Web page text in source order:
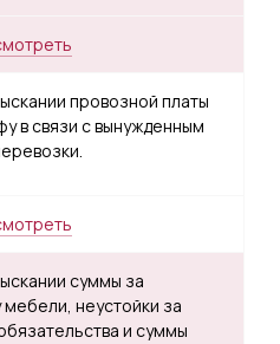
провозной платы
в связи с вынужденным
суммы за
неустойки за
и суммы